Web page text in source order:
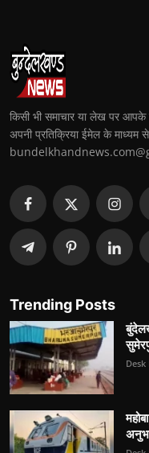
किसी भी समाचार या लेख पर
अपनी प्रतिक्रिया ईमेल के माध्यम से
Trending Posts